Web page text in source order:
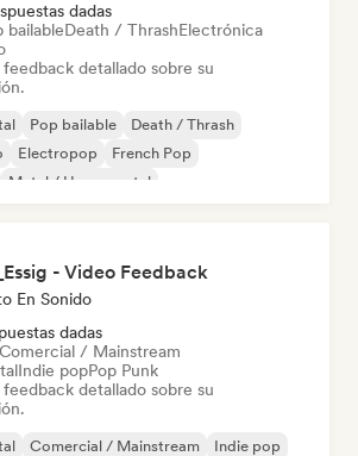
dadas
bailableDeath / ThrashElectrónica
feedback detallado sobre su
Pop bailable
Death / Thrash
Electropop
French Pop
Metal / Heavy metal
- Video Feedback
En Sonido
dadas
Comercial / Mainstream
Indie popPop Punk
feedback detallado sobre su
Comercial / Mainstream
Indie pop